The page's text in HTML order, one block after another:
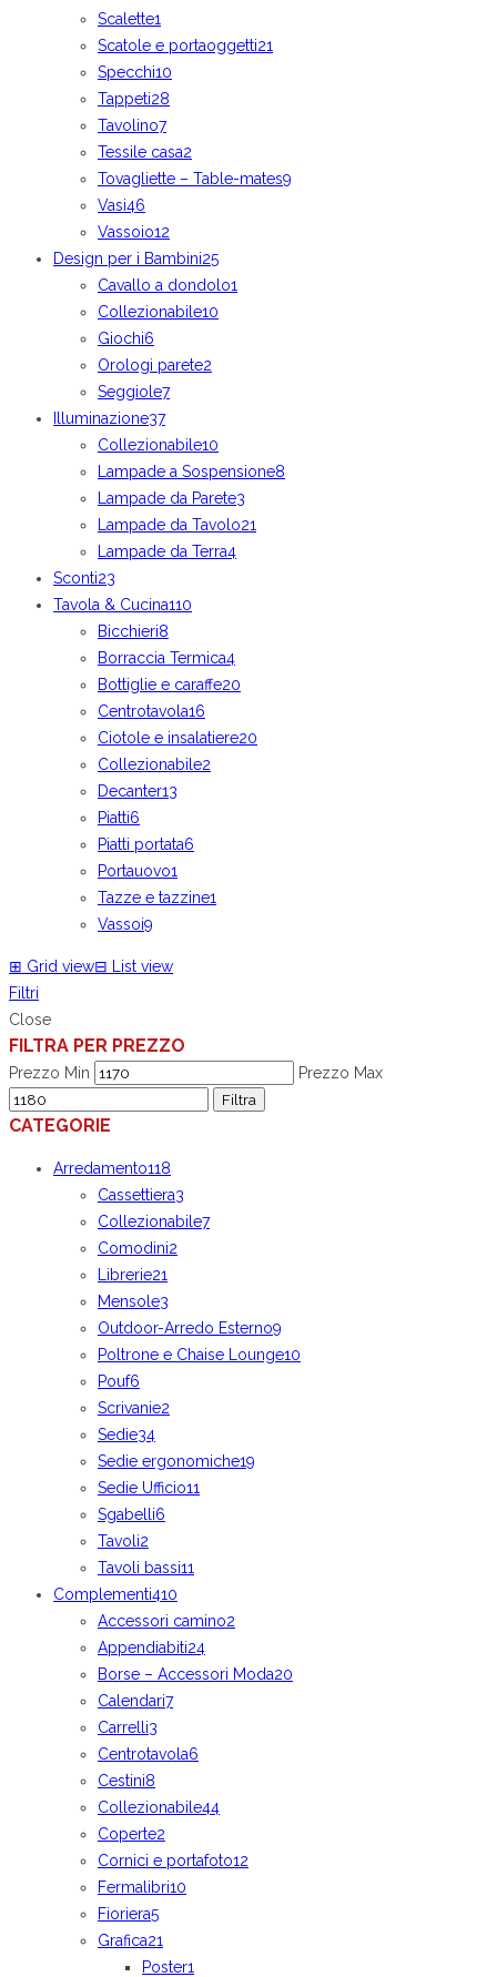
Scalette1
Scatole e portaoggetti21
Specchi10
Tappeti28
Tavolino7
Tessile casa2
Tovagliette – Table-mates9
Vasi46
Vassoio12
Design per i Bambini25
Cavallo a dondolo1
Collezionabile10
Giochi6
Orologi parete2
Seggiole7
Illuminazione37
Collezionabile10
Lampade a Sospensione8
Lampade da Parete3
Lampade da Tavolo21
Lampade da Terra4
Sconti23
Tavola & Cucina110
Bicchieri8
Borraccia Termica4
Bottiglie e caraffe20
Centrotavola16
Ciotole e insalatiere20
Collezionabile2
Decanter13
Piatti6
Piatti portata6
Portauovo1
Tazze e tazzine1
Vassoi9
⊞ Grid view⊟
List view
Filtri
Close
FILTRA PER PREZZO
Prezzo Min
Prezzo Max
Filtra
CATEGORIE
Arredamento118
Cassettiera3
Collezionabile7
Comodini2
Librerie21
Mensole3
Outdoor-Arredo Esterno9
Poltrone e Chaise Lounge10
Pouf6
Scrivanie2
Sedie34
Sedie ergonomiche19
Sedie Ufficio11
Sgabelli6
Tavoli2
Tavoli bassi11
Complementi410
Accessori camino2
Appendiabiti24
Borse – Accessori Moda20
Calendari7
Carrelli3
Centrotavola6
Cestini8
Collezionabile44
Coperte2
Cornici e portafoto12
Fermalibri10
Fioriera5
Grafica21
Poster1